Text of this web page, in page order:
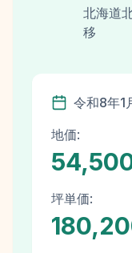
北海道
移
令和8年1
地価:
坪単価: